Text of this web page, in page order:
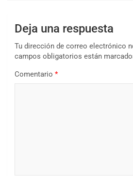
Deja una respuesta
Tu dirección de correo electrónico
campos obligatorios están
Comentario *